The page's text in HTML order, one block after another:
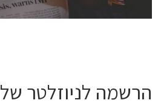
הרשמה לניוזלטר של ChiPortal